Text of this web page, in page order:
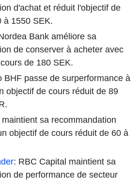
d'achat et réduit l'objectif de
à 1550 SEK.
Bank améliore sa
de conserver à acheter avec
de 180 SEK.
BHF passe de surperformance à
objectif de cours réduit de 89
sa recommandation
objectif de cours réduit de 60 à
: RBC Capital maintient sa
de performance de secteur